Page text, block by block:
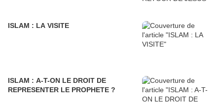
ISLAM : LA VISITE
ISLAM : A-T-ON LE DROIT DE
REPRESENTER LE PROPHETE ?